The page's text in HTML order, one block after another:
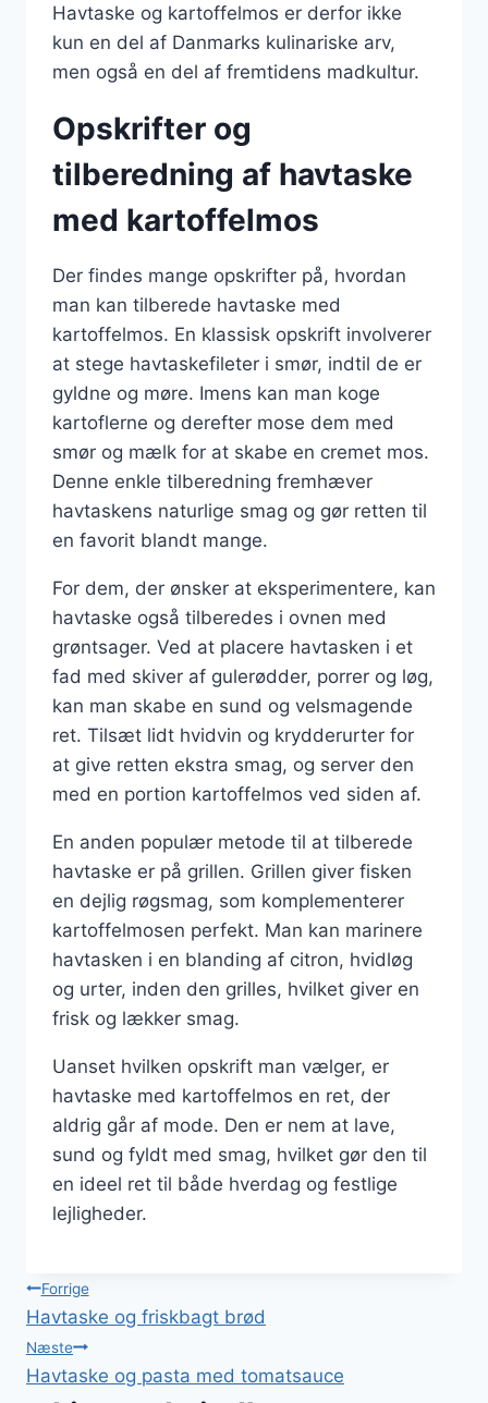
Havtaske og kartoffelmos er derfor ikke
kun en del af Danmarks kulinariske arv,
men også en del af fremtidens madkultur.
Opskrifter og
tilberedning af havtaske
med kartoffelmos
Der findes mange opskrifter på, hvordan
man kan tilberede havtaske med
kartoffelmos. En klassisk opskrift involverer
at stege havtaskefileter i smør, indtil de er
gyldne og møre. Imens kan man koge
kartoflerne og derefter mose dem med
smør og mælk for at skabe en cremet mos.
Denne enkle tilberedning fremhæver
havtaskens naturlige smag og gør retten til
en favorit blandt mange.
For dem, der ønsker at eksperimentere, kan
havtaske også tilberedes i ovnen med
grøntsager. Ved at placere havtasken i et
fad med skiver af gulerødder, porrer og løg,
kan man skabe en sund og velsmagende
ret. Tilsæt lidt hvidvin og krydderurter for
at give retten ekstra smag, og server den
med en portion kartoffelmos ved siden af.
En anden populær metode til at tilberede
havtaske er på grillen. Grillen giver fisken
en dejlig røgsmag, som komplementerer
kartoffelmosen perfekt. Man kan marinere
havtasken i en blanding af citron, hvidløg
og urter, inden den grilles, hvilket giver en
frisk og lækker smag.
Uanset hvilken opskrift man vælger, er
havtaske med kartoffelmos en ret, der
aldrig går af mode. Den er nem at lave,
sund og fyldt med smag, hvilket gør den til
en ideel ret til både hverdag og festlige
lejligheder.
Indlægsnavigation
Forrige
Havtaske og friskbagt brød
Næste
Havtaske og pasta med tomatsauce